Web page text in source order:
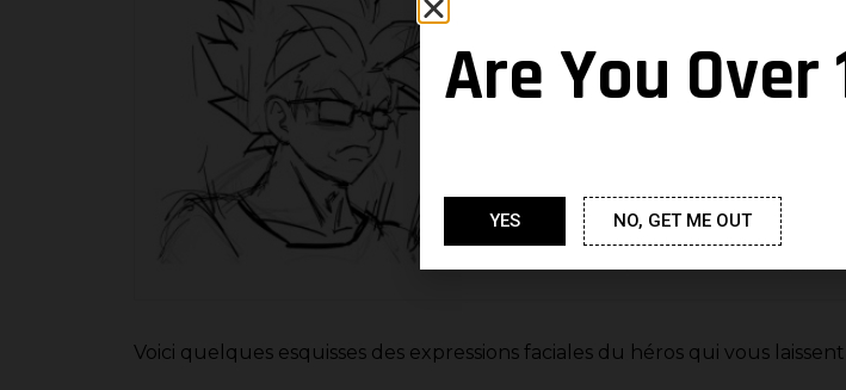
Voici quelques esquisses des expressions faciales du héros qui vous
Are You Over
YES NO, GET ME OUT